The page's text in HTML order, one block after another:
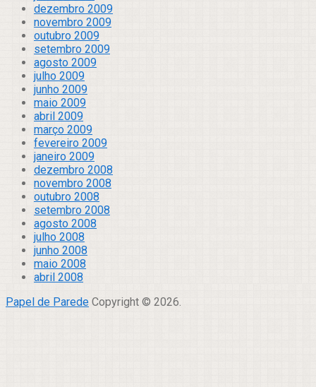
dezembro 2009
novembro 2009
outubro 2009
setembro 2009
agosto 2009
julho 2009
junho 2009
maio 2009
abril 2009
março 2009
fevereiro 2009
janeiro 2009
dezembro 2008
novembro 2008
outubro 2008
setembro 2008
agosto 2008
julho 2008
junho 2008
maio 2008
abril 2008
Papel de Parede Copyright © 2026.